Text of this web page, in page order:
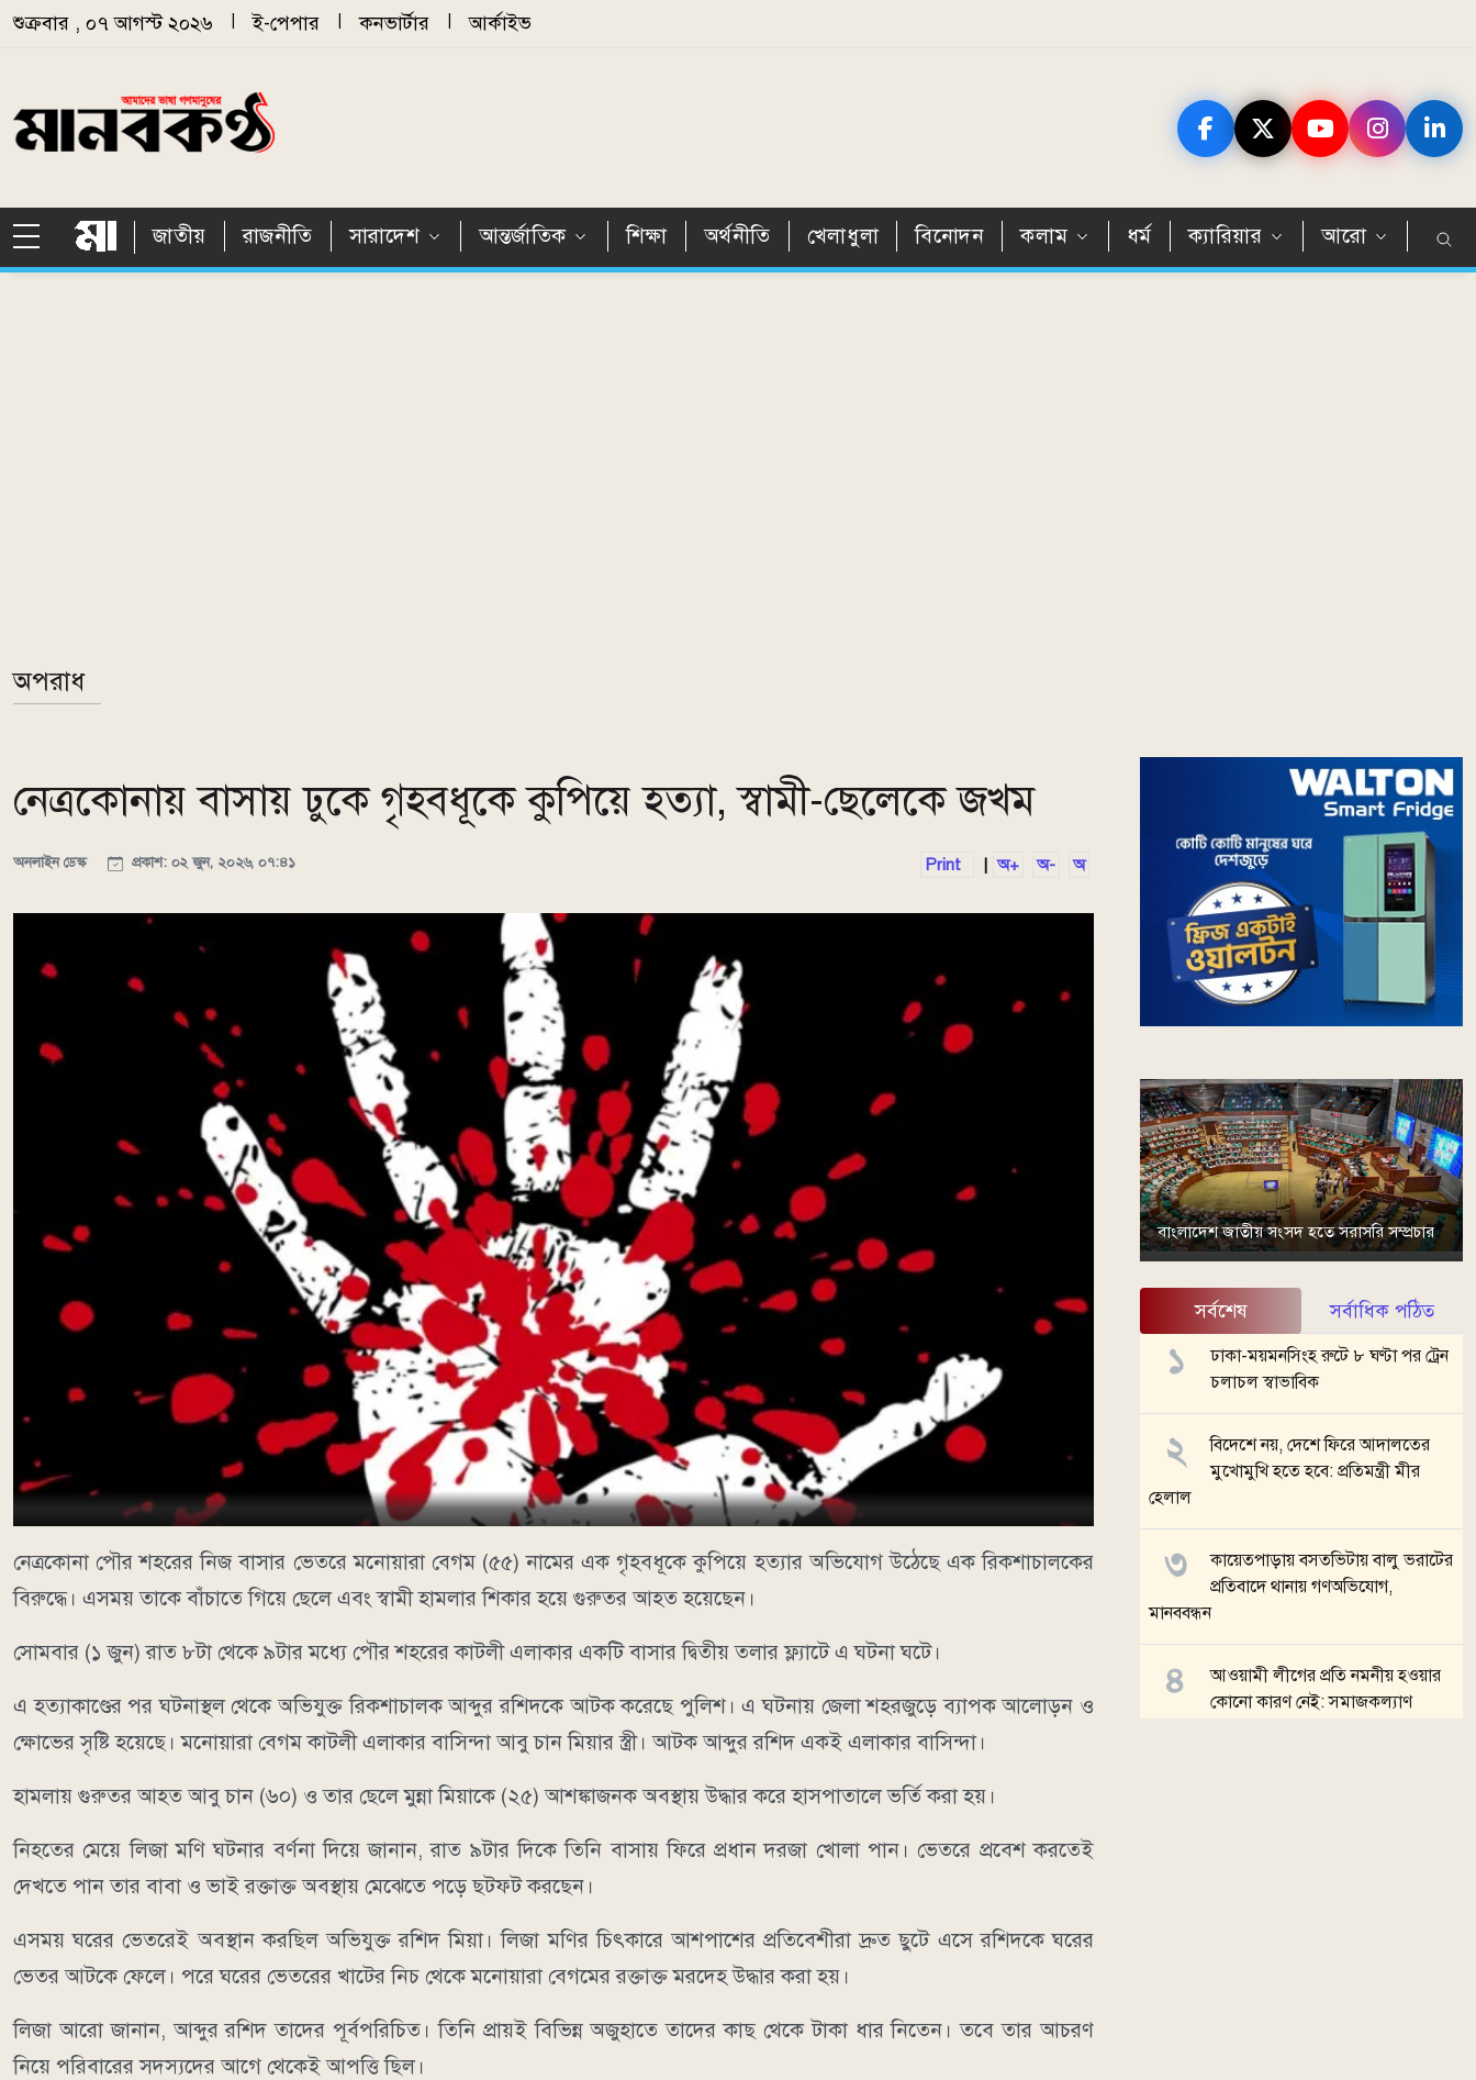
Skip to main content
শুক্রবার , ০৭ আগস্ট ২০২৬ ই-পেপার কনভার্টার আর্কাইভ
জাতীয় রাজনীতি সারাদেশ আন্তর্জাতিক শিক্ষা অর্থনীতি খেলাধুলা বিনোদন কলাম ধর্ম ক্যারিয়ার আরো
অপরাধ
নেত্রকোনায় বাসায় ঢুকে গৃহবধূকে কুপিয়ে হত্যা, স্বামী-ছেলেকে জখম
অনলাইন ডেস্ক প্রকাশ: ০২ জুন, ২০২৬, ০৭:৪১ Print অ+ অ- অ
নেত্রকোনা পৌর শহরের নিজ বাসার ভেতরে মনোয়ারা বেগম (৫৫) নামের এক গৃহবধূকে কুপিয়ে হত্যার অভিযোগ উঠেছে এক রিকশাচালকের
বিরুদ্ধে। এসময় তাকে বাঁচাতে গিয়ে ছেলে এবং স্বামী হামলার শিকার হয়ে গুরুতর আহত হয়েছেন।
সোমবার (১ জুন) রাত ৮টা থেকে ৯টার মধ্যে পৌর শহরের কাটলী এলাকার একটি বাসার দ্বিতীয় তলার ফ্ল্যাটে এ ঘটনা ঘটে।
এ হত্যাকাণ্ডের পর ঘটনাস্থল থেকে অভিযুক্ত রিকশাচালক আব্দুর রশিদকে আটক করেছে পুলিশ। এ ঘটনায় জেলা শহরজুড়ে ব্যাপক আলোড়ন ও
ক্ষোভের সৃষ্টি হয়েছে। ​মনোয়ারা বেগম কাটলী এলাকার বাসিন্দা আবু চান মিয়ার স্ত্রী। আটক আব্দুর রশিদ একই এলাকার বাসিন্দা।
হামলায় গুরুতর আহত আবু চান (৬০) ও তার ছেলে মুন্না মিয়াকে (২৫) আশঙ্কাজনক অবস্থায় উদ্ধার করে হাসপাতালে ভর্তি করা হয়।
​নিহতের মেয়ে লিজা মণি ঘটনার বর্ণনা দিয়ে জানান, রাত ৯টার দিকে তিনি বাসায় ফিরে প্রধান দরজা খোলা পান। ভেতরে প্রবেশ করতেই
দেখতে পান তার বাবা ও ভাই রক্তাক্ত অবস্থায় মেঝেতে পড়ে ছটফট করছেন।
এসময় ঘরের ভেতরেই অবস্থান করছিল অভিযুক্ত রশিদ মিয়া। লিজা মণির চিৎকারে আশপাশের প্রতিবেশীরা দ্রুত ছুটে এসে রশিদকে ঘরের
ভেতর আটকে ফেলে। পরে ঘরের ভেতরের খাটের নিচ থেকে মনোয়ারা বেগমের রক্তাক্ত মরদেহ উদ্ধার করা হয়।
​লিজা আরো জানান, আব্দুর রশিদ তাদের পূর্বপরিচিত। তিনি প্রায়ই বিভিন্ন অজুহাতে তাদের কাছ থেকে টাকা ধার নিতেন। তবে তার আচরণ
নিয়ে পরিবারের সদস্যদের আগে থেকেই আপত্তি ছিল।
বাংলাদেশ জাতীয় সংসদ হতে সরাসরি সম্প্রচার
সর্বশেষ সর্বাধিক পঠিত
ঢাকা-ময়মনসিংহ রুটে ৮ ঘণ্টা পর ট্রেন
চলাচল স্বাভাবিক
বিদেশে নয়, দেশে ফিরে আদালতের
মুখোমুখি হতে হবে: প্রতিমন্ত্রী মীর
হেলাল
কায়েতপাড়ায় বসতভিটায় বালু ভরাটের
প্রতিবাদে থানায় গণঅভিযোগ,
মানববন্ধন
আওয়ামী লীগের প্রতি নমনীয় হওয়ার
কোনো কারণ নেই: সমাজকল্যাণ